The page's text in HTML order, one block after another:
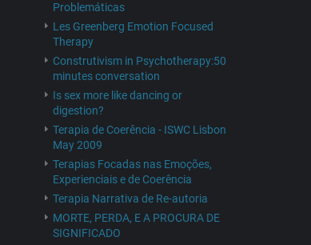
Problemáticas
Les Greenberg Emotion Focused
Therapy
Construtivism in Psychotherapy:50
minutes conversation
Is sex more like dancing or
digestion?
Terapia de Coerência - ISWC Lisbon
May 2009
Terapias Focadas nas Emoções,
Experienciais e de Coerência
Terapia Narrativa de Re-autoria
MORTE, PERDA, E A PROCURA DE
SIGNIFICADO